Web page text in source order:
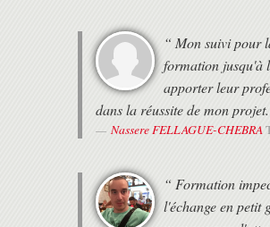
“ Mon suivi pour
formation jusqu'à
apporter leur
dans la réussite de mon
Nassere FELLAGUE-CHEBRA
“ Formation
l'échange en petit